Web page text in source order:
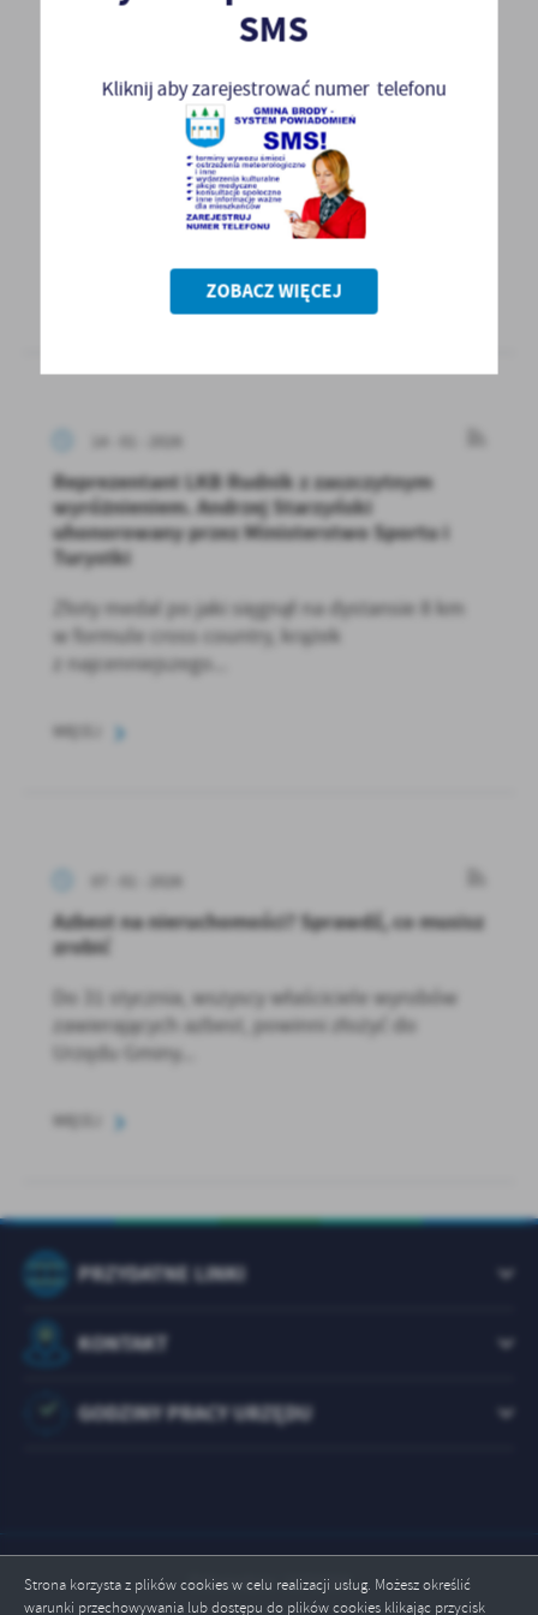
Strona korzysta z plików cookies w celu realizacji usług. Możesz określić
warunki przechowywania lub dostępu do plików cookies klikając przycisk
firm z terenu gminy Brody. Przedsiębiorco,
przyjdź na spotkanie
Energia Przyszłości – Zintegrowane Inicjatywy
Konsorcjum na Rzecz Zrównoważonego
Rozwoju Energetycznego...
14 - 01 - 2026
Reprezentant LKB Rudnik z zaszczytnym
wyróżnieniem. Andrzej Starzyński
uhonorowany przez Ministerstwo Sportu i
Turystki
Złoty medal po jaki sięgnął na dystansie 8 km
w formule cross country, krążek
z najcenniejszego...
07 - 01 - 2026
Azbest na nieruchomości? Sprawdź, co musisz
zrobić
Do 31 stycznia, wszyscy właściciele wyrobów
zawierających azbest, powinni złożyć do
Urzędu Gminy...
PRZYDATNE LINKI
KONTAKT
GODZINY PRACY URZĘDU
Odwiedzin: 1073204
SMS
Kliknij aby zarejestrować numer telefonu
ZOBACZ WIĘCEJ